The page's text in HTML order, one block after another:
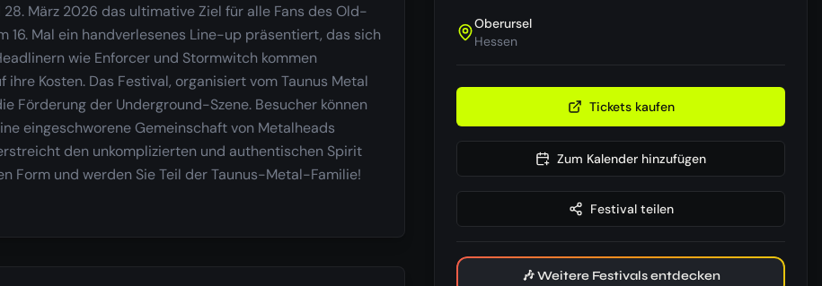
März 2026 das ultimative Ziel für alle Fans des Old-
Mal ein handverlesenes Line-up präsentiert, das sich
wie Enforcer und Stormwitch kommen
Kosten. Das Festival, organisiert vom Taunus Metal
Förderung der Underground-Szene. Besucher können
eingeschworene Gemeinschaft von Metalheads
den unkomplizierten und authentischen Spirit
Form und werden Sie Teil der Taunus-Metal-Familie!
Oberursel
Hessen
Tickets kaufen
Zum Kalender hinzufügen
Festival teilen
🎶 Weitere Festivals entdecken